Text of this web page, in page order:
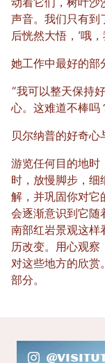
动着它们，树叶沙
声音。我们只有到
后恍然大悟，‘哦，
她工作中最好的部
“我可以整天保持
心。这难道不棒吗
贝尔纳普的好奇心
游览任何目的地时
时，放慢脚步，细
解，并巩固你对它
会逐渐意识到它随
南部红岩景观这样
历改变。用心观察
对这些地方的欣赏
部分。